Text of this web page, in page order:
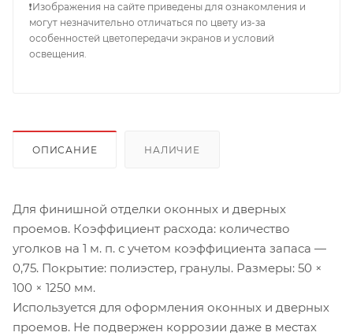
❗Изображения на сайте приведены для ознакомления и
могут незначительно отличаться по цвету из-за
особенностей цветопередачи экранов и условий
освещения.
ОПИСАНИЕ НАЛИЧИЕ
Для финишной отделки оконных и дверных
проемов. Коэффициент расхода: количество
уголков на 1 м. п. с учетом коэффициента запаса —
0,75. Покрытие: полиэстер, гранулы. Размеры: 50 ×
100 × 1250 мм.
Используется для оформления оконных и дверных
проемов. Не подвержен коррозии даже в местах